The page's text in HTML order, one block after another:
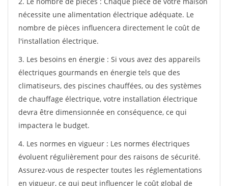
nécessite une alimentation électrique adéquate. Le
nombre de pièces influencera directement le coût de
l'installation électrique.
3. Les besoins en énergie : Si vous avez des appareils
électriques gourmands en énergie tels que des
climatiseurs, des piscines chauffées, ou des systèmes
de chauffage électrique, votre installation électrique
devra être dimensionnée en conséquence, ce qui
impactera le budget.
4. Les normes en vigueur : Les normes électriques
évoluent régulièrement pour des raisons de sécurité.
Assurez-vous de respecter toutes les réglementations
en vigueur, ce qui peut influencer le coût global de